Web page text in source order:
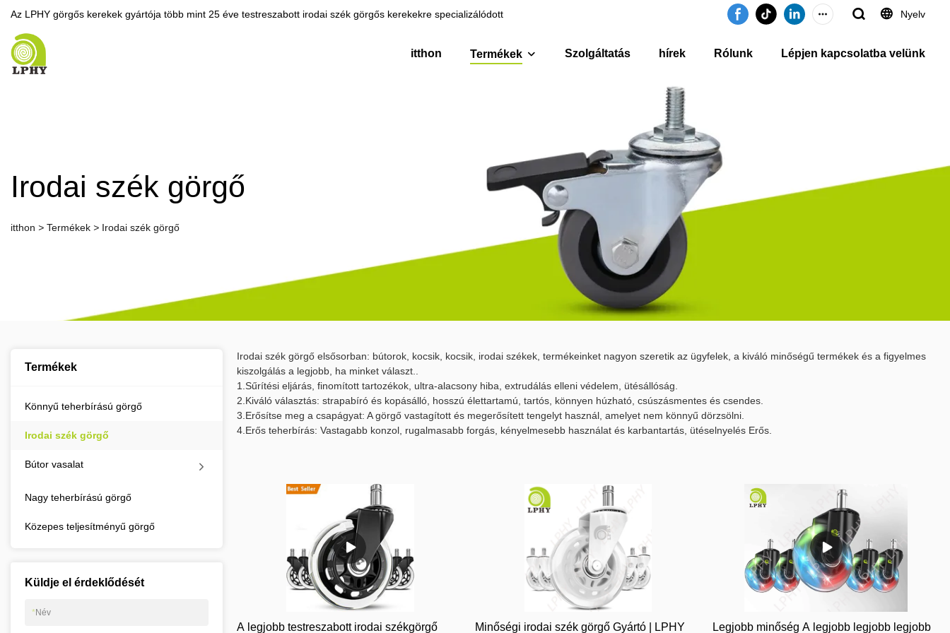
Az LPHY görgős kerekek gyártója több mint 25 éve testreszabott irodai szék görgős kerekekre specializálódott Nyelv
itthon Termékek Szolgáltatás hírek Rólunk Lépjen kapcsolatba velünk
Irodai szék görgő
itthon > Termékek > Irodai szék görgő
Termékek
Könnyű teherbírású görgő
Irodai szék görgő
Bútor vasalat
Nagy teherbírású görgő
Közepes teljesítményű görgő
Küldje el érdeklődését
*Név
Irodai szék görgő elsősorban: bútorok, kocsik, kocsik, irodai székek, termékeinket nagyon szeretik az ügyfelek, a kiváló minőségű termékek és a figyelmes
kiszolgálás a legjobb, ha minket választ..
1.Sűrítési eljárás, finomított tartozékok, ultra-alacsony hiba, extrudálás elleni védelem, ütésállóság.
2.Kiváló választás: strapabíró és kopásálló, hosszú élettartamú, tartós, könnyen húzható, csúszásmentes és csendes.
3.Erősítse meg a csapágyat: A görgő vastagított és megerősített tengelyt használ, amelyet nem könnyű dörzsölni.
4.Erős teherbírás: Vastagabb konzol, rugalmasabb forgás, kényelmesebb használat és karbantartás, ütéselnyelés Erős.
A legjobb testreszabott irodai székgörgő
Minőségi irodai szék görgő Gyártó | LPHY
Legjobb minőség A legjobb legjobb legjobb